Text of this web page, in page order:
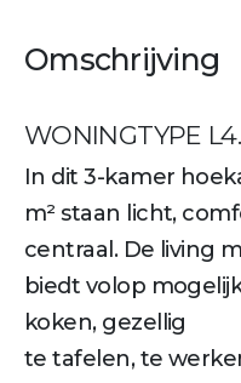
Omschrijving
WONINGTYPE
In dit 3-kamer
m² staan licht,
centraal. De living
biedt volop
koken, gezellig
te tafelen, te